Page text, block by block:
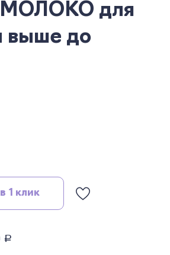
для
выше до
1 клик
руб.